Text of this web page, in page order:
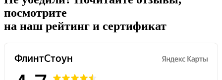
посмотрите
на наш рейтинг и сертификат